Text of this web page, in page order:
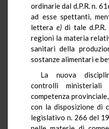
ordinarie dal d.P.R. n.
ad esse spettanti,
lettera e)di tale
regioni la materia
sanitari della
sostanze alimentari e
La nuova
controlli
competenza
con la disposizione di
legislativo n. 266 del